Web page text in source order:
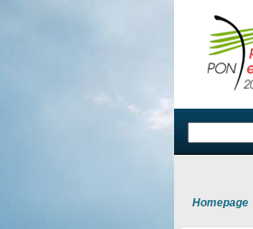
Homepage